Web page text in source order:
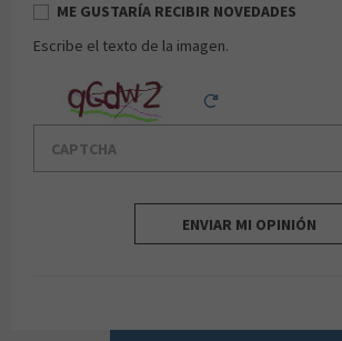
ME GUSTARÍA RECIBIR NOVEDADES
Escribe el texto de la imagen.
Captcha
ENVIAR MI OPINIÓN